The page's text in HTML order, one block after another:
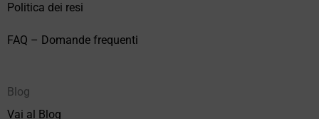
Politica dei resi
FAQ – Domande frequenti
Blog
Vai al Blog